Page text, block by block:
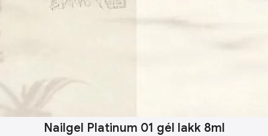
Nailgel Platinum 01 gél lakk 8ml